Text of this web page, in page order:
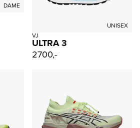
DAME
UNISEX
VJ
ULTRA 3
2700,-